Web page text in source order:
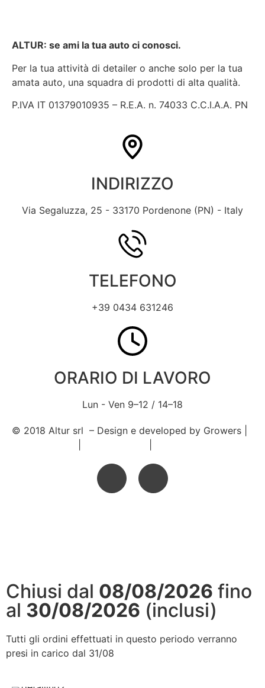
ALTUR: se ami la tua auto ci conosci.
Per la tua attività di detailer o anche solo per la tua
amata auto, una squadra di prodotti di alta qualità.
P.IVA IT 01379010935 – R.E.A. n. 74033 C.C.I.A.A. PN
INDIRIZZO
Via Segaluzza, 25 - 33170 Pordenone (PN) - Italy
TELEFONO
+39 0434 631246
ORARIO DI LAVORO
Lun - Ven 9–12 / 14–18
© 2018 Altur srl – Design e developed by Growers |
Chiusi dal 08/08/2026 fino
al 30/08/2026 (inclusi)
Tutti gli ordini effettuati in questo periodo verranno
presi in carico dal 31/08